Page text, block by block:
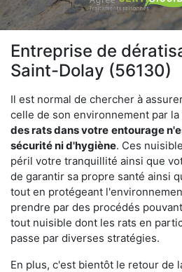
Entreprise de
Saint-Dolay (56130)
Il est normal de chercher à
celle de son environnement par
des rats dans votre entourage
sécurité ni d'hygiène. Ces
péril votre tranquillité ainsi que
de garantir sa propre santé ainsi
tout en protégeant
prendre par des procédés
tout nuisible dont les rats en
passe par diverses stratégies.
En plus, c'est bientôt le retour de